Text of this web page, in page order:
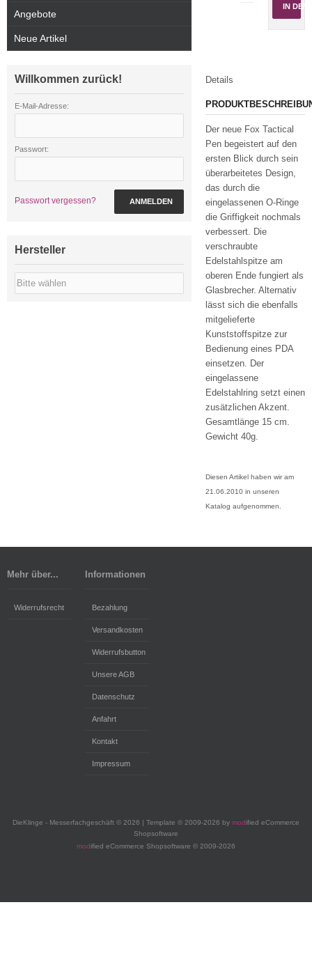
IN DEN
Details
Der neue Fox Tactical
Pen begeistert auf den
ersten Blick durch sein
überarbeitetes Design,
das durch die
eingelassenen O-Ringe
die Griffigkeit nochmals
verbessert. Die
verschraubte
Edelstahlspitze am
oberen Ende fungiert als
Glasbrecher. Alternativ
lässt sich die ebenfalls
mitgelieferte
Kunststoffspitze zur
Bedienung eines PDA
einsetzen. Der
eingelassene
Edelstahlring setzt einen
zusätzlichen Akzent.
Gesamtlänge 15 cm.
Gewicht 40g.
Diesen Artikel haben wir am
21.06.2010 in unseren
Katalog aufgenommen.
Angebote
Neue Artikel
Willkommen zurück!
E-Mail-Adresse:
Passwort:
Passwort vergessen? ANMELDEN
Hersteller
Mehr über...
Widerrufsrecht
Informationen
Bezahlung
Versandkosten
Widerrufsbutton
Unsere AGB
Datenschutz
Anfahrt
Kontakt
Impressum
DieKlinge - Messerfachgeschäft © 2026 | Template © 2009-2026 by modified eCommerce
Shopsoftware
modified eCommerce Shopsoftware © 2009-2026